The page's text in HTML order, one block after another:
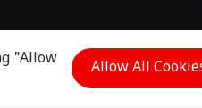
ABP దేశం
"Allow
Allow All